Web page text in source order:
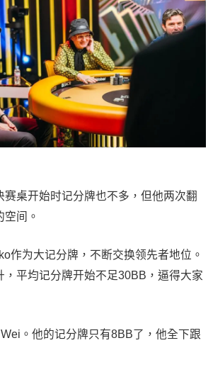
赛桌开始时记分牌也不多，但他两次翻
间。
作为大记分牌，不断交换领先者地位。
，平均记分牌开始不足30BB，逼得大家
。他的记分牌只有8BB了，他全下跟